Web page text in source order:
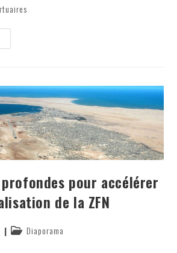
pour accélérer
de la ZFN
PostDiaporama